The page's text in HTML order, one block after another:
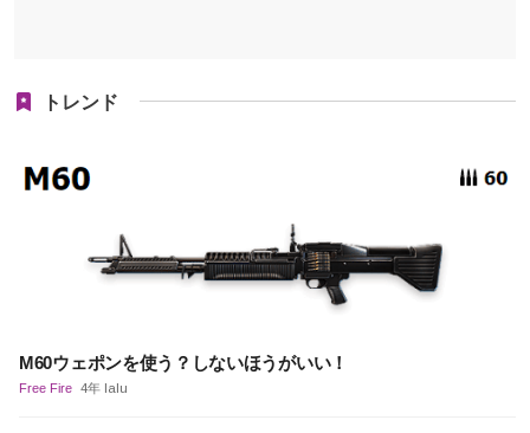
トレンド
M60ウェポンを使う？しないほうがいい！
Free Fire 4年 lalu